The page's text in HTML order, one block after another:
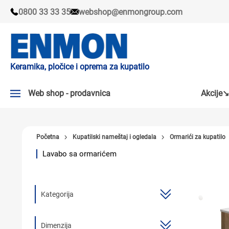
0800 33 33 35 webshop@enmongroup.com
Keramika, pločice i oprema za kupatilo
Web shop - prodavnica
PLOČICE
TUŠEVI
Akcije↘
Početna Kupatilski nameštaj i ogledala Ormarići za kupatilo
Lavabo sa ormarićem
Kategorija
Dimenzija